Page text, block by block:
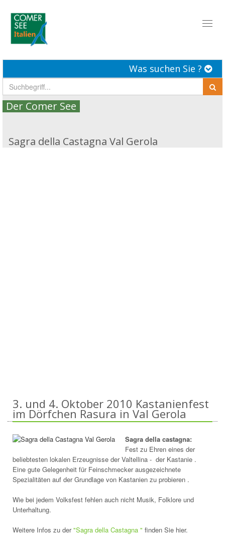
Was suchen Sie ?
Der Comer See
Sagra della Castagna Val Gerola
3. und 4. Oktober 2010 Kastanienfest
im Dörfchen Rasura in Val Gerola
Sagra della castagna:
Fest zu Ehren eines der
beliebtesten lokalen Erzeugnisse der Valtellina - der Kastanie .
Eine gute Gelegenheit für Feinschmecker ausgezeichnete
Spezialitäten auf der Grundlage von Kastanien zu probieren .
Wie bei jedem Volksfest fehlen auch nicht Musik, Folklore und
Unterhaltung.
Weitere Infos zu der"Sagra della Castagna " finden Sie hier.